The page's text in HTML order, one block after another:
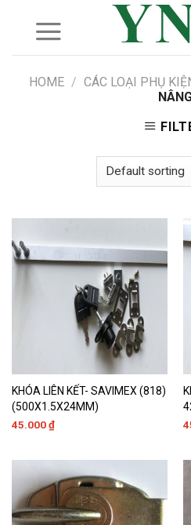
HOME / CÁC LOẠI PHỤ
KHÓA LIÊN KẾT- SAVIMEX (818)
(500X1.5X24MM)
45.000₫